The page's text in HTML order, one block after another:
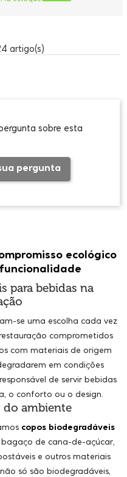
artigo(s)
sobre esta
pergunta
ecológico
para bebidas na
se uma escolha cada vez
comprometidos
com materiais de origem
em condições
de servir bebidas
o conforto ou o design.
do ambiente
copos biodegradáveis
de cana-de-açúcar,
e outros materiais
só são biodegradáveis,